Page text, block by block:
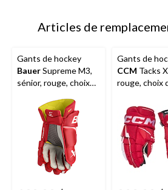
Articles de
Gants de hockey
BauerSupreme M3,
sénior, rouge, choix
Gants de
CCM Tacks
rouge, choix